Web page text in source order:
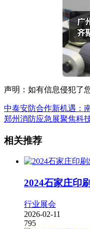
声明：如有信息侵犯了
中泰安防合作新机遇：
郑州消防应急展聚焦科
相关推荐
2024石家庄印
行业展会
2026-02-11
795